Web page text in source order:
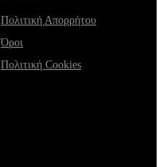
Πολιτική Απορρήτου
Όροι
Πολιτική Cookies